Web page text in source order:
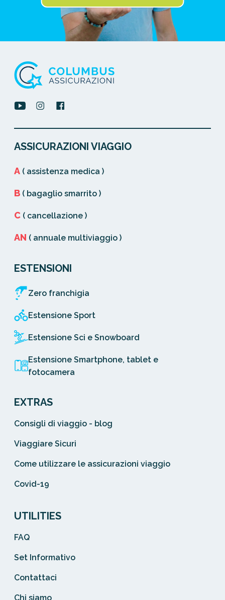
ASSICURAZIONI VIAGGIO
A ( assistenza medica )
B ( bagaglio smarrito )
C ( cancellazione )
AN ( annuale multiviaggio )
ESTENSIONI
Zero franchigia
Estensione Sport
Estensione Sci e Snowboard
Estensione Smartphone, tablet e
fotocamera
EXTRAS
Consigli di viaggio - blog
Viaggiare Sicuri
Come utilizzare le assicurazioni viaggio
Covid-19
UTILITIES
FAQ
Set Informativo
Contattaci
Chi siamo